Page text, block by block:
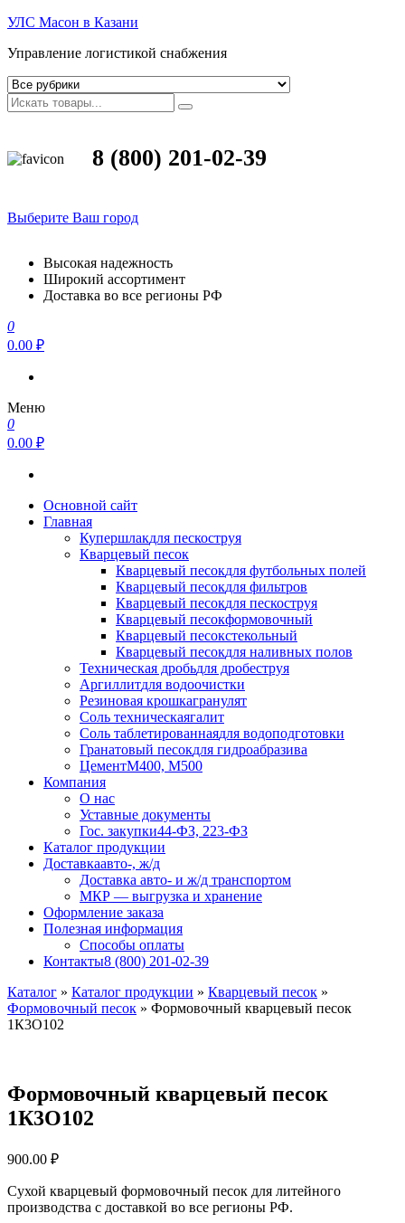
УЛС Масон в Казани
Управление логистикой снабжения
8 (800) 201-02-39
Выберите Ваш город
Высокая надежность
Широкий ассортимент
Доставка во все регионы РФ
0
0.00 ₽
Меню
0
0.00 ₽
Основной сайт
Главная
Купершлакдля пескоструя
Кварцевый песок
Кварцевый песокдля футбольных полей
Кварцевый песокдля фильтров
Кварцевый песокдля пескоструя
Кварцевый песокформовочный
Кварцевый песокстекольный
Кварцевый песокдля наливных полов
Техническая дробьдля дробеструя
Аргиллитдля водоочистки
Резиновая крошкагранулят
Соль техническаягалит
Соль таблетированнаядля водоподготовки
Гранатовый песокдля гидроабразива
ЦементМ400, М500
Компания
О нас
Уставные документы
Гос. закупки44-ФЗ, 223-ФЗ
Каталог продукции
Доставкаавто-, ж/д
Доставка авто- и ж/д транспортом
МКР — выгрузка и хранение
Оформление заказа
Полезная информация
Способы оплаты
Контакты8 (800) 201-02-39
Каталог » Каталог продукции » Кварцевый песок »
Формовочный песок » Формовочный кварцевый песок
1К3О102
Формовочный кварцевый песок
1К3О102
900.00 ₽
Сухой кварцевый формовочный песок для литейного
производства с доставкой во все регионы РФ.